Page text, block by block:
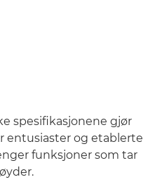
spesifikasjonene gjør
entusiaster og etablerte
funksjoner som tar